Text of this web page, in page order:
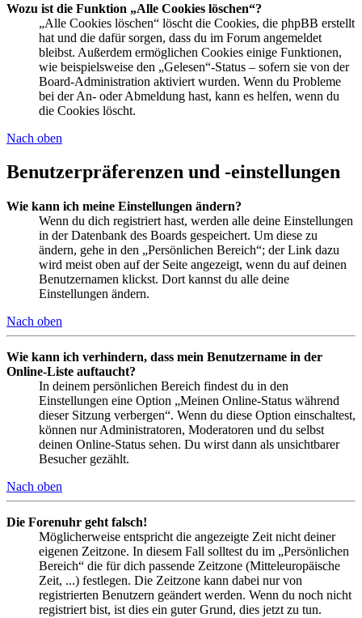
Wozu ist die Funktion „Alle Cookies löschen“?
„Alle Cookies löschen“ löscht die Cookies, die phpBB erstellt
hat und die dafür sorgen, dass du im Forum angemeldet
bleibst. Außerdem ermöglichen Cookies einige Funktionen,
wie beispielsweise den „Gelesen“-Status – sofern sie von der
Board-Administration aktiviert wurden. Wenn du Probleme
bei der An- oder Abmeldung hast, kann es helfen, wenn du
die Cookies löscht.
Nach oben
Benutzerpräferenzen und -einstellungen
Wie kann ich meine Einstellungen ändern?
Wenn du dich registriert hast, werden alle deine Einstellungen
in der Datenbank des Boards gespeichert. Um diese zu
ändern, gehe in den „Persönlichen Bereich“; der Link dazu
wird meist oben auf der Seite angezeigt, wenn du auf deinen
Benutzernamen klickst. Dort kannst du alle deine
Einstellungen ändern.
Nach oben
Wie kann ich verhindern, dass mein Benutzername in der
Online-Liste auftaucht?
In deinem persönlichen Bereich findest du in den
Einstellungen eine Option „Meinen Online-Status während
dieser Sitzung verbergen“. Wenn du diese Option einschaltest,
können nur Administratoren, Moderatoren und du selbst
deinen Online-Status sehen. Du wirst dann als unsichtbarer
Besucher gezählt.
Nach oben
Die Forenuhr geht falsch!
Möglicherweise entspricht die angezeigte Zeit nicht deiner
eigenen Zeitzone. In diesem Fall solltest du im „Persönlichen
Bereich“ die für dich passende Zeitzone (Mitteleuropäische
Zeit, ...) festlegen. Die Zeitzone kann dabei nur von
registrierten Benutzern geändert werden. Wenn du noch nicht
registriert bist, ist dies ein guter Grund, dies jetzt zu tun.